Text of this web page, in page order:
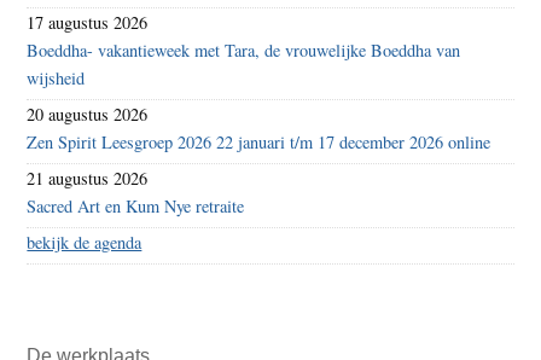
17 augustus 2026
Boeddha- vakantieweek met Tara, de vrouwelijke Boeddha van
wijsheid
20 augustus 2026
Zen Spirit Leesgroep 2026 22 januari t/m 17 december 2026 online
21 augustus 2026
Sacred Art en Kum Nye retraite
bekijk de agenda